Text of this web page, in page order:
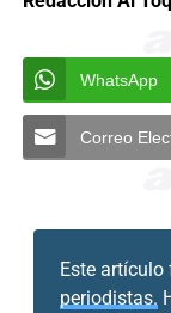
WhatsApp
Correo
Este artículo
periodistas.